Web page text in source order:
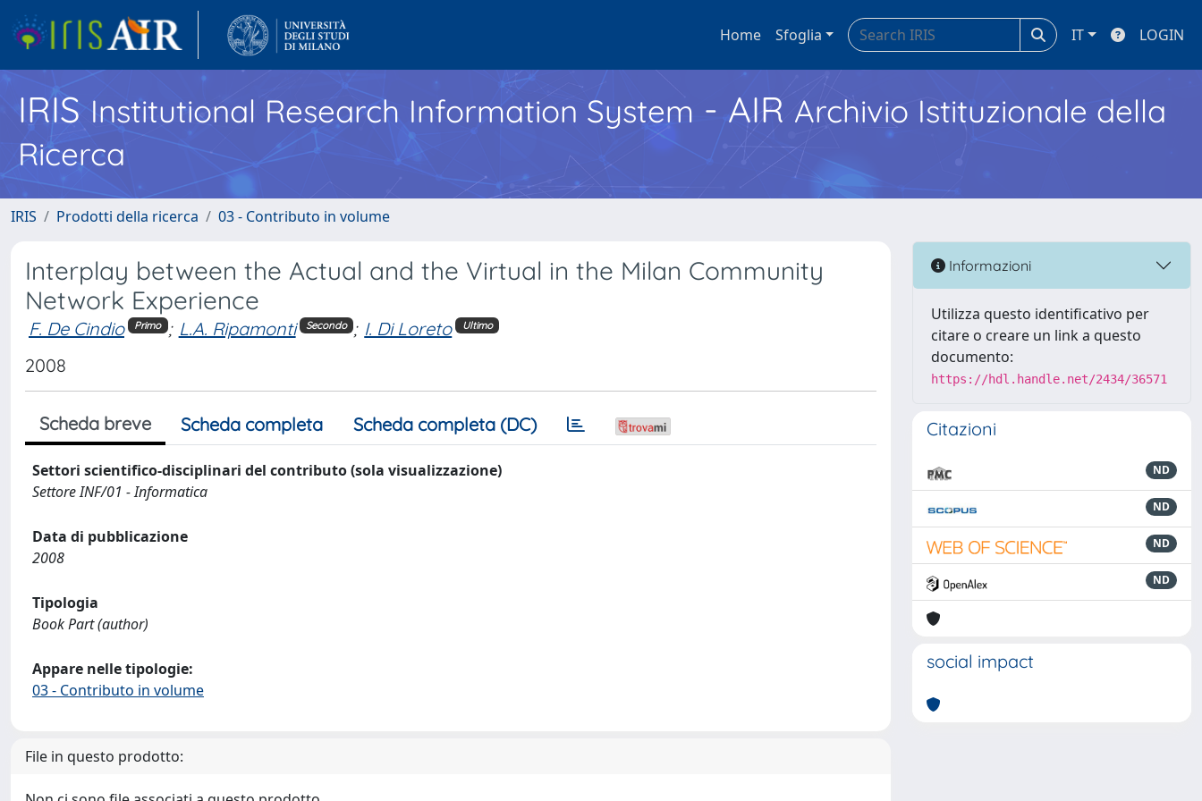
Home Sfoglia IT LOGIN
IRISInstitutional Research Information System - AIR Archivio Istituzionale della
Ricerca
IRIS Prodotti della ricerca 03 - Contributo in volume
Interplay between the Actual and the Virtual in the Milan Community
Network Experience
F. De Cindio Primo ; L.A. Ripamonti Secondo ; I. Di Loreto Ultimo
2008
Scheda breve Scheda completa Scheda completa (DC)
Settori scientifico-disciplinari del contributo (sola visualizzazione)
Settore INF/01 - Informatica
Data di pubblicazione
2008
Tipologia
Book Part (author)
Appare nelle tipologie:
03 - Contributo in volume
File in questo prodotto:
Informazioni
Utilizza questo identificativo per
citare o creare un link a questo
documento:
https://hdl.handle.net/2434/36571
Citazioni
ND
ND
ND
ND
social impact